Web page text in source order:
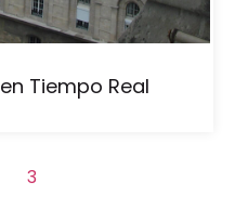
Tiempo Real
3